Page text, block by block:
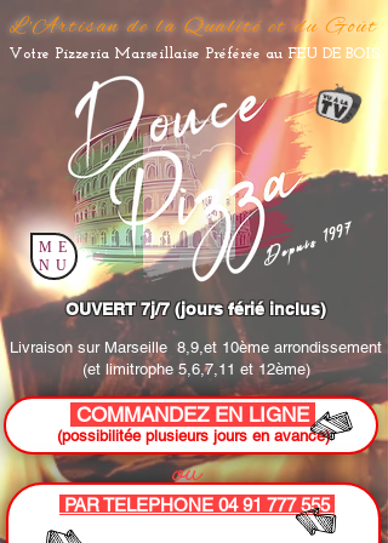
Votre Pizzeria Marseillaise Préférée au FEU DE BOIS
COMMANDEZ EN LIGNE
(possibilitée plusieurs jours en avance)
L'Artisan de la Qualité et du Goût
Depuis 1997
ou
Livraison sur Marseille 8,9,et 10ème arrondissement
(et limitrophe 5,6,7,11 et 12ème)
OUVERT 7j/7 (jours férié inclus)
PAR TELEPHONE 04 91 777 555
ME
NU